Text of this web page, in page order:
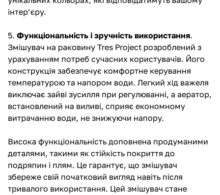
інтер’єру.
5. Функціональність і зручність використання.
Змішувач на раковину Tres Project розроблений з
урахуванням потреб сучасних користувачів. Його
конструкція забезпечує комфортне керування
температурою та напором води. Легкий хід важеля
виключає зайві зусилля при регулюванні, а аератор,
встановлений на виливі, сприяє економному
витрачанню води, не знижуючи напору.
Висока функціональність доповнена продуманими
деталями, такими як стійкість покриття до
подряпин і плям. Це гарантує, що змішувач
збереже свій початковий вигляд навіть після
тривалого використання. Цей змішувач стане